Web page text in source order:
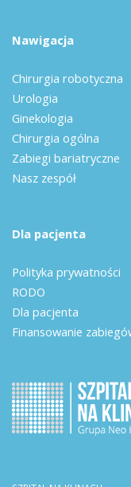
Nawigacja
Chirurgia robotyczna
Urologia
Ginekologia
Chirurgia ogólna
Zabiegi bariatryczne
Nasz zespół
Dla pacjenta
Polityka prywatności
RODO
Dla pacjenta
Finansowanie